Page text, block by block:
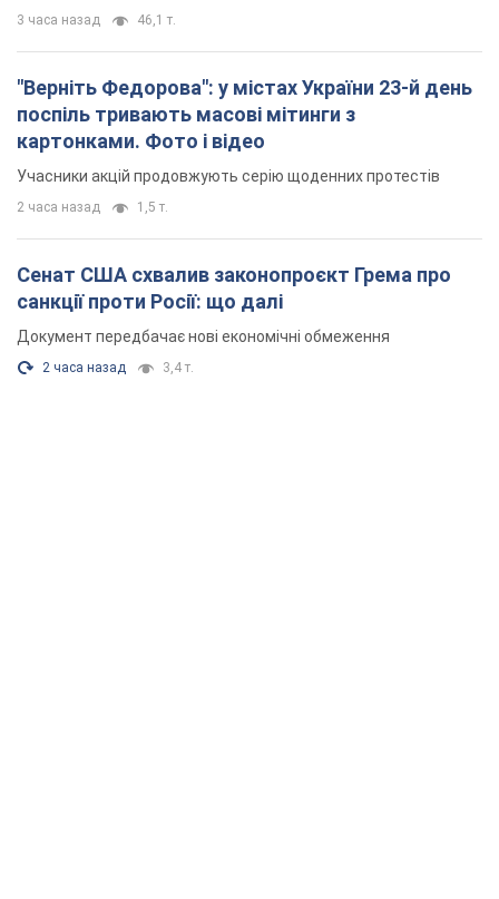
3 часа назад 46,1 т.
"Верніть Федорова": у містах України 23-й день
поспіль тривають масові мітинги з
картонками. Фото і відео
Учасники акцій продовжують серію щоденних протестів
2 часа назад 1,5 т.
Сенат США схвалив законопроєкт Грема про
санкції проти Росії: що далі
Документ передбачає нові економічні обмеження
2 часа назад 3,4 т.